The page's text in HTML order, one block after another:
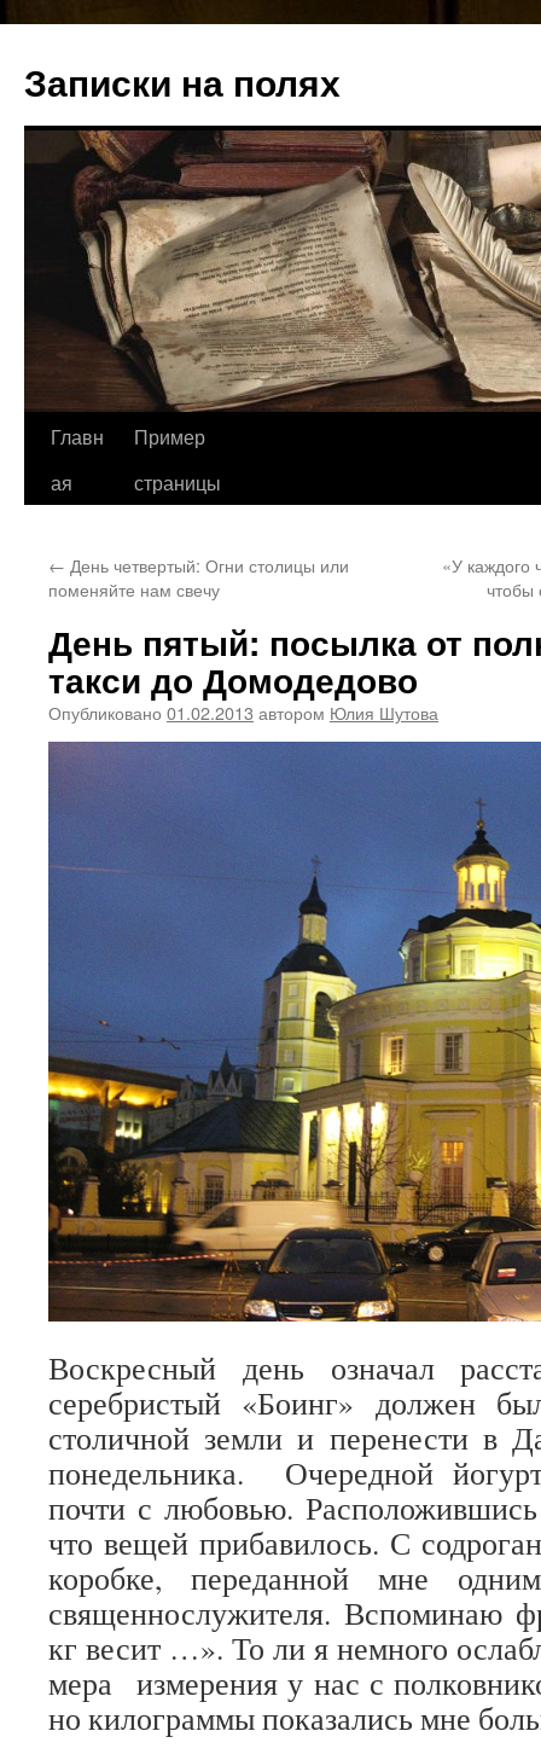
Записки на полях
Перейти
Главн
ая
Пример
страницы
← День четвертый: Огни столицы или
поменяйте нам свечу
«У каждого
чтобы
День пятый: посылка от
такси до Домодедово
Опубликовано 01.02.2013 автором Юлия Шутова
Воскресный день означал
серебристый «Боинг» должен
столичной земли и перенести в
понедельника. Очередной
почти с любовью.
что вещей прибавилось. С
коробке, переданной мне
священнослужителя. Вспоминаю
кг весит …». То ли я немного
мера измерения у нас с
но килограммы показались мне